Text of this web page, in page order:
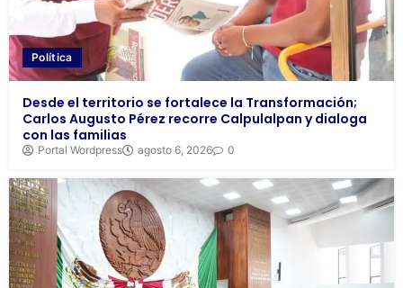
Política
Desde el territorio se fortalece la Transformación;
Carlos Augusto Pérez recorre Calpulalpan y dialoga
con las familias
Portal Wordpress agosto 6, 2026 0